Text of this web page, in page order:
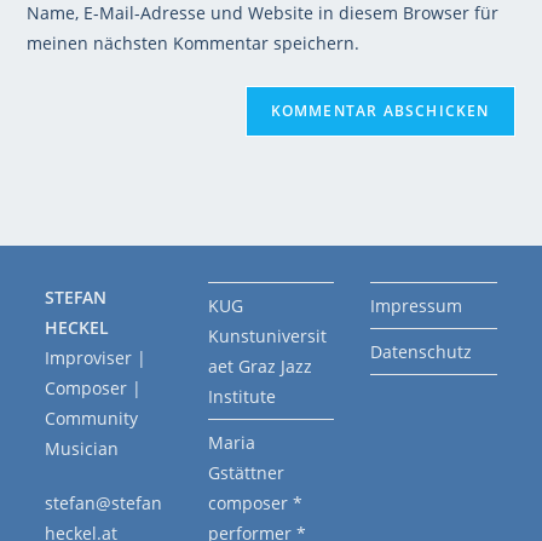
Name, E-Mail-Adresse und Website in diesem Browser für
meinen nächsten Kommentar speichern.
STEFAN
HECKEL
Improviser |
Composer |
Community
Musician
stefan@stefan
heckel.at
KUG
Kunstuniversit
aet Graz Jazz
Institute
Maria
Gstättner
composer *
performer *
Impressum
Datenschutz